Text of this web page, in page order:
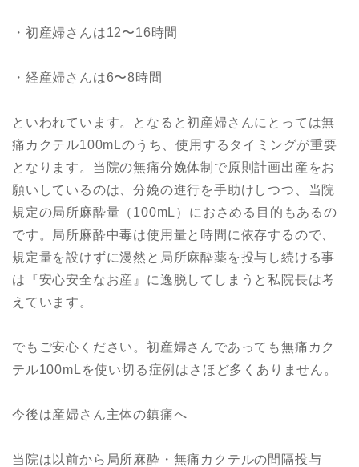
・初産婦さんは12〜16時間
・経産婦さんは6〜8時間
といわれています。となると初産婦さんにとっては無
痛カクテル100mLのうち、使用するタイミングが重要
となります。当院の無痛分娩体制で原則計画出産をお
願いしているのは、分娩の進行を手助けしつつ、当院
規定の局所麻酔量（100mL）におさめる目的もあるの
です。局所麻酔中毒は使用量と時間に依存するので、
規定量を設けずに漫然と局所麻酔薬を投与し続ける事
は『安心安全なお産』に逸脱してしまうと私院長は考
えています。
でもご安心ください。初産婦さんであっても無痛カク
テル100mLを使い切る症例はさほど多くありません。
今後は産婦さん主体の鎮痛へ
当院は以前から局所麻酔・無痛カクテルの間隔投与